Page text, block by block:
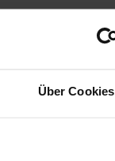
Über Cookies